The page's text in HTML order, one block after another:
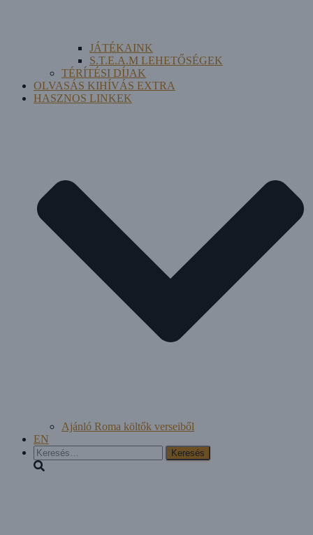
JÁTÉKAINK
S.T.E.A.M LEHETŐSÉGEK
TÉRÍTÉSI DÍJAK
OLVASÁS KIHÍVÁS EXTRA
HASZNOS LINKEK
Ajánló Roma költők verseiből
EN
Keresés: